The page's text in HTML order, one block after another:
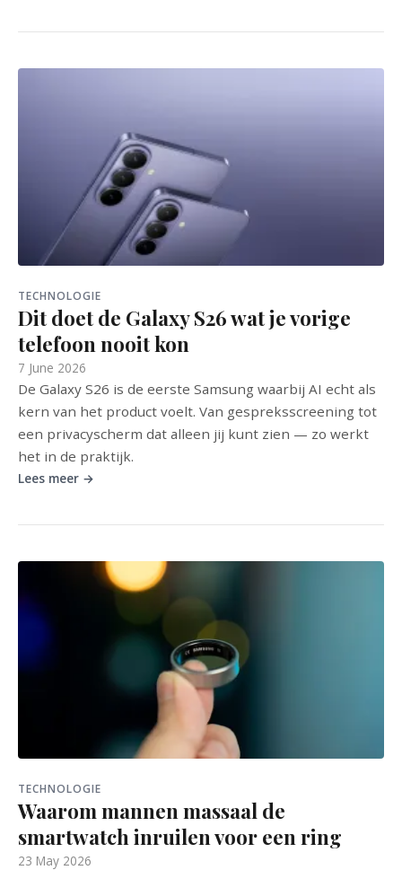
TECHNOLOGIE
Dit doet de Galaxy S26 wat je vorige
telefoon nooit kon
7 June 2026
De Galaxy S26 is de eerste Samsung waarbij AI echt als
kern van het product voelt. Van gespreksscreening tot
een privacyscherm dat alleen jij kunt zien — zo werkt
het in de praktijk.
Lees meer →
TECHNOLOGIE
Waarom mannen massaal de
smartwatch inruilen voor een ring
23 May 2026